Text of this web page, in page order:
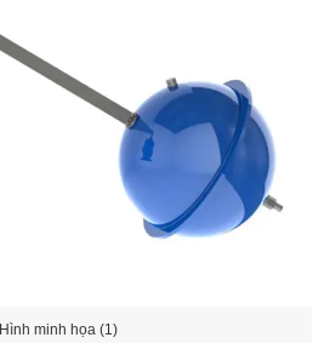
Hình minh họa (1)